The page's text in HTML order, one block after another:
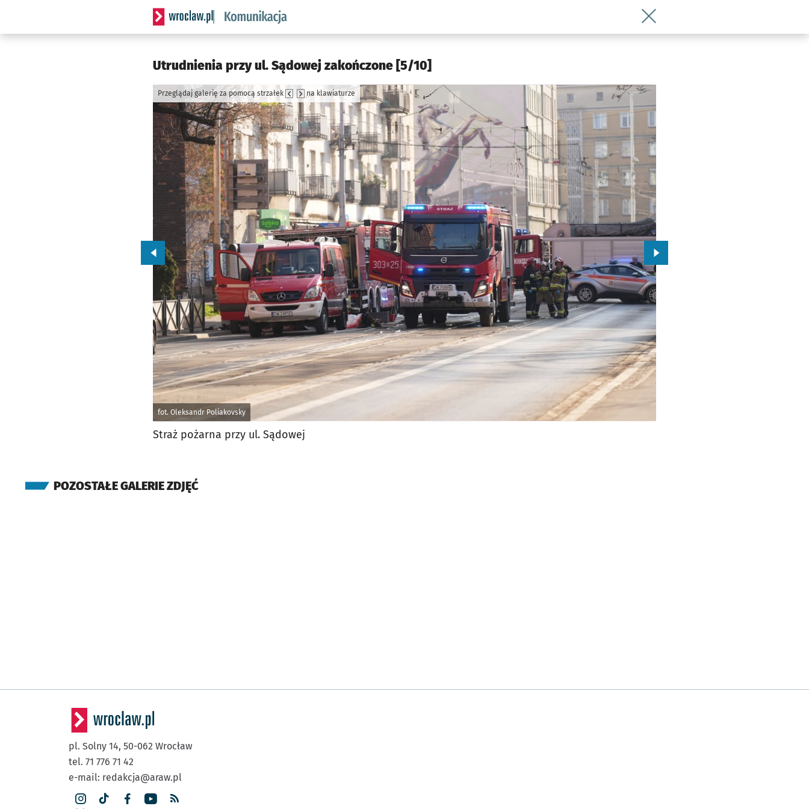
Serwis informacyjny wroclaw.pl podserwis: Komunikacja
Wróć do artykułu Utrudnienia przy ul.
Utrudnienia przy ul. Sądowej zakończone [5/10]
fot. Oleksandr Poliakovsky
Przeglądaj galerię za pomocą strzałek na klawiaturze
Przejdź do poprzedniego zdjęcia. Przejdź do kolejnego zdjęcia.
Straż pożarna przy ul. Sądowej
POZOSTAŁE GALERIE ZDJĘĆ
pl. Solny 14, 50-062 Wrocław
tel. 71 776 71 42
e-mail: redakcja@araw.pl